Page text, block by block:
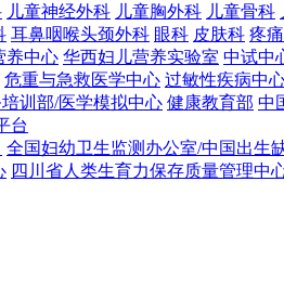
儿童神经外科 儿童胸外科 儿童骨科
耳鼻咽喉头颈外科 眼科 皮肤科 疼
养中心 华西妇儿营养实验室 中试中
危重与急救医学中心 过敏性疾病中
训部/医学模拟中心 健康教育部 中
台
全国妇幼卫生监测办公室/中国出生
四川省人类生育力保存质量管理中